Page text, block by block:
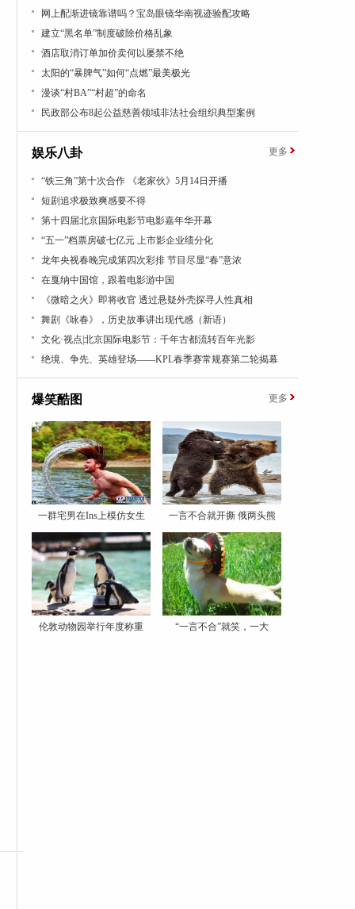
网上配渐进镜靠谱吗？宝岛眼镜华南视迹验配攻略
建立“黑名单”制度破除价格乱象
酒店取消订单加价卖何以屡禁不绝
太阳的“暴脾气”如何“点燃”最美极光
漫谈“村BA”“村超”的命名
民政部公布8起公益慈善领域非法社会组织典型案例
娱乐八卦 更多
“铁三角”第十次合作 《老家伙》5月14日开播
短剧追求极致爽感要不得
第十四届北京国际电影节电影嘉年华开幕
“五一”档票房破七亿元 上市影企业绩分化
龙年央视春晚完成第四次彩排 节目尽显“春”意浓
在戛纳中国馆，跟着电影游中国
《微暗之火》即将收官 透过悬疑外壳探寻人性真相
舞剧《咏春》，历史故事讲出现代感（新语）
文化·视点|北京国际电影节：千年古都流转百年光影
绝境、争先、英雄登场——KPL春季赛常规赛第二轮揭幕
爆笑酷图 更多
一群宅男在Ins上模仿女生 一言不合就开撕 俄两头熊
伦敦动物园举行年度称重 “一言不合”就笑，一大